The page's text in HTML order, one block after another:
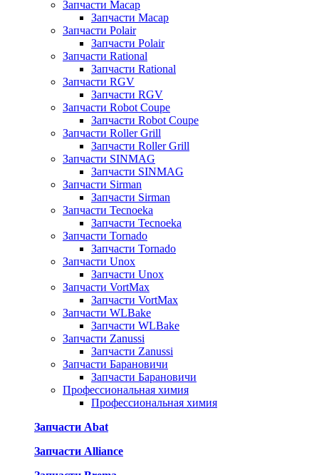
Запчасти Macap
Запчасти Macap
Запчасти Polair
Запчасти Polair
Запчасти Rational
Запчасти Rational
Запчасти RGV
Запчасти RGV
Запчасти Robot Coupe
Запчасти Robot Coupe
Запчасти Roller Grill
Запчасти Roller Grill
Запчасти SINMAG
Запчасти SINMAG
Запчасти Sirman
Запчасти Sirman
Запчасти Tecnoeka
Запчасти Tecnoeka
Запчасти Tornado
Запчасти Tornado
Запчасти Unox
Запчасти Unox
Запчасти VortMax
Запчасти VortMax
Запчасти WLBake
Запчасти WLBake
Запчасти Zanussi
Запчасти Zanussi
Запчасти Барановичи
Запчасти Барановичи
Профессиональная химия
Профессиональная химия
Запчасти Abat
Запчасти Alliance